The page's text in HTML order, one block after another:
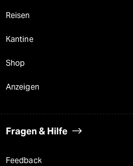
Reisen
Kantine
Shop
Anzeigen
Fragen & Hilfe
Feedback